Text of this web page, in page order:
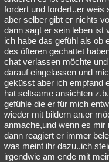
fordert und fordert..er weis
aber selber gibt er nichts
dann sagt er sein leben ist
ich habe das gefühl als ob
des öfteren gechattet
chat verlassen möchte
darauf eingelassen und
geküsst aber ich empfand
hat seltsame ansichten
gefühle die er für mich
wieder mit bildern an.er
anmache,und wenn es mir
dann reagiert er immer
was meint ihr dazu..ich
irgendwie am ende mit